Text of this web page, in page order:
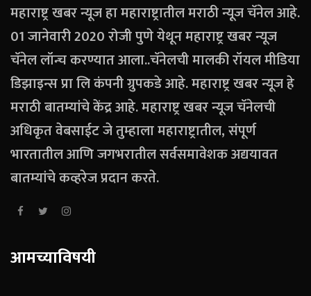
महाराष्ट्र खबर न्यूज हा महाराष्ट्रातील मराठी न्यूज चॅनेल आहे.
01 जानेवारी 2020 रोजी पुणे येथून महाराष्ट्र खबर न्यूज
चॅनेल लॉन्च करण्यात आला..चॅनेलची मालकी रॉयल मीडिया
डिझाइन्स प्रा लि कंपनी ग्रुपकडे आहे. महाराष्ट्र खबर न्यूज हे
मराठी बातम्यांचे केंद्र आहे. महाराष्ट्र खबर न्यूज चॅनेलची
अधिकृत वेबसाईट जे तुम्हाला महाराष्ट्रातील, संपूर्ण
भारतातील आणि जगभरातील सर्वसमावेशक अद्ययावत
बातम्यांचे कव्हरेज प्रदान करते.
आमच्याविषयी